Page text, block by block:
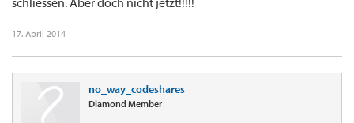
17. April 2014
no_way_codeshares
Diamond Member